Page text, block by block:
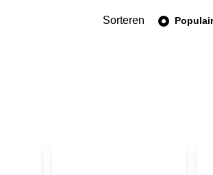
Sorteren Populair